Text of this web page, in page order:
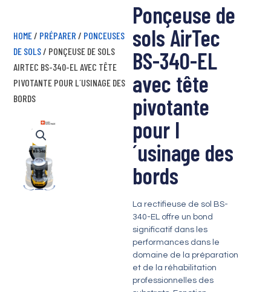
Ponçeuse de
sols AirTec
BS-340-EL
avec tête
pivotante
pour l
´usinage des
bords
La rectifieuse de sol BS-
340-EL offre un bond
significatif dans les
performances dans le
domaine de la préparation
et de la réhabilitation
professionnelles des
HOME / PRÉPARER / PONCEUSES
DE SOLS / PONÇEUSE DE SOLS
AIRTEC BS-340-EL AVEC TÊTE
PIVOTANTE POUR L´USINAGE DES
BORDS